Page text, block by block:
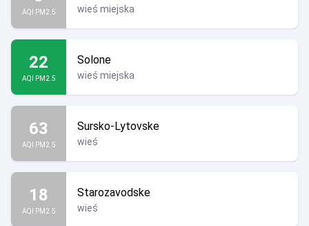
AQI PM2.5 wieś miejska
22
AQI PM2.5
Solone
wieś miejska
63
AQI PM2.5
Sursko-Lytovske
wieś
18
AQI PM2.5
Starozavodske
wieś